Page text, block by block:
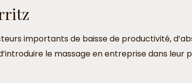
importants de baisse de productivité,
le massage en entreprise dans leur